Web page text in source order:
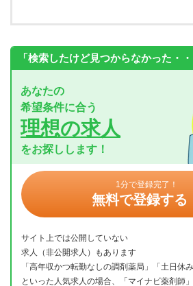
「検索したけど見つからなかった・・
あなたの
希望条件に合う
理想の求人
をお探しします！
1分で登録完了！
無料で登録する
サイト上では公開していない
求人（非公開求人）もあります
「高年収かつ転勤なしの調剤薬局」「土日休
といった人気求人の場合、「マイナビ薬剤師